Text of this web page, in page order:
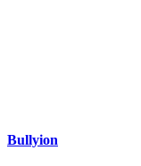
Bullyion